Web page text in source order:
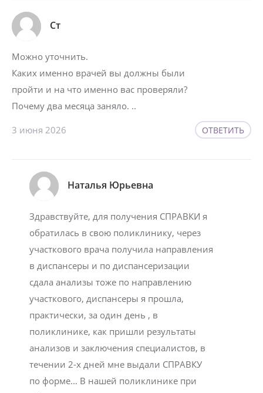
Ст
Можно уточнить.
Каких именно врачей вы должны были
пройти и на что именно вас проверяли?
Почему два месяца заняло. ..
3 июня 2026 ОТВЕТИТЬ
Наталья Юрьевна
Здравствуйте, для получения СПРАВКИ я
обратилась в свою поликлинику, через
участкового врача получила направления
в диспансеры и по диспансеризации
сдала анализы тоже по направлению
участкового, диспансеры я прошла,
практически, за один день , в
поликлинике, как пришли результаты
анализов и заключения специалистов, в
течении 2-х дней мне выдали СПРАВКУ
по форме… В нашей поликлинике при